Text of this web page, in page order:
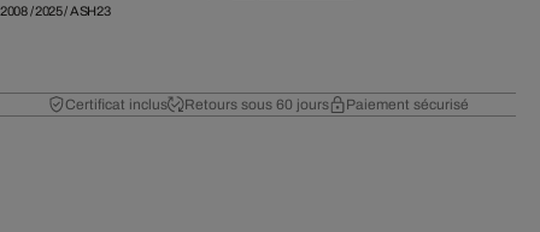
2008/2025/ASH23
Certificat inclus Retours sous 60 jours Paiement sécurisé